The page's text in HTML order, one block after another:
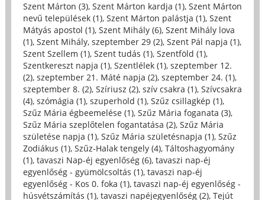
Szent Márton (3), Szent Márton kardja (1), Szent Márton
nevű települések (1), Szent Márton palástja (1), Szent
Mátyás apostol (1), Szent Mihály (6), Szent Mihály lova
(1), Szent Mihály, szeptember 29 (2), Szent Pál napja (1),
Szent Szellem (1), Szent tudás (1), Szentföld (1),
Szentkereszt napja (1), Szentlélek (1), szeptember 12.
(2), szeptember 21. Máté napja (2), szeptember 24. (1),
szeptember 8. (2), Szíriusz (2), szív csakra (1), Szívcsakra
(4), szómágia (1), szuperhold (1), Szűz csillagkép (1),
Szűz Mária égbeemelése (1), Szűz Mária foganata (3),
Szűz Mária szeplőtelen fogantatása (2), Szűz Mária
születése napja (1), Szűz Mária születésnapja (1), Szűz
Zodiákus (1), Szűz-Halak tengely (4), Táltoshagyomány
(1), tavaszi Nap-éj egyenlőség (6), tavaszi nap-éj
egyenlőség - gyümölcsoltás (1), tavaszi nap-éj
egyenlőség - Kos 0. foka (1), tavaszi nap-éj egyenlőség -
húsvétszámítás (1), tavaszi napéjegyenlőség (2), Tejút